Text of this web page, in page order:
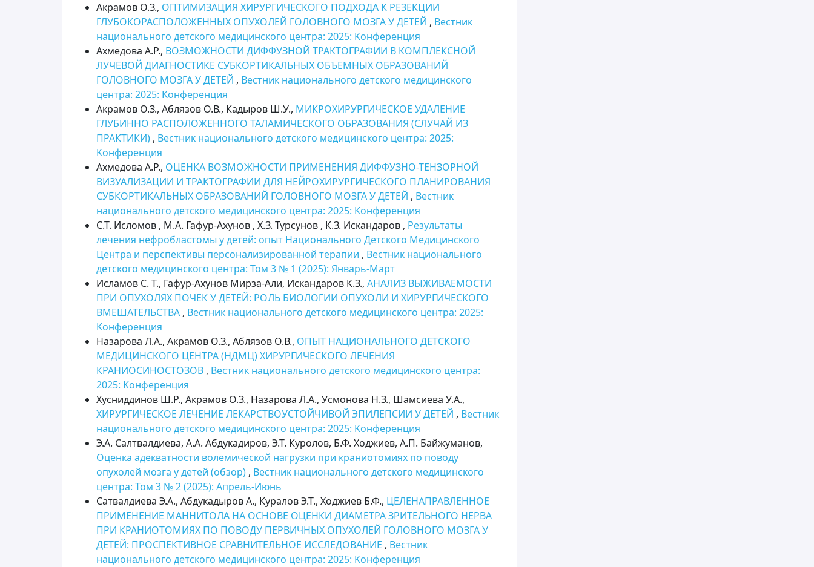
Акрамов О.З., ОПТИМИЗАЦИЯ ХИРУРГИЧЕСКОГО ПОДХОДА К РЕЗЕКЦИИ
ГЛУБОКОРАСПОЛОЖЕННЫХ ОПУХОЛЕЙ ГОЛОВНОГО МОЗГА У ДЕТЕЙ , Вестник
национального детского медицинского центра: 2025: Kонференция
Ахмедова А.Р., ВОЗМОЖНОСТИ ДИФФУЗНОЙ ТРАКТОГРАФИИ В КОМПЛЕКСНОЙ
ЛУЧЕВОЙ ДИАГНОСТИКЕ СУБКОРТИКАЛЬНЫХ ОБЪЕМНЫХ ОБРАЗОВАНИЙ
ГОЛОВНОГО МОЗГА У ДЕТЕЙ , Вестник национального детского медицинского
центра: 2025: Kонференция
Акрамов О.З., Аблязов О.В., Кадыров Ш.У., МИКРОХИРУРГИЧЕСКОЕ УДАЛЕНИЕ
ГЛУБИННО РАСПОЛОЖЕННОГО ТАЛАМИЧЕСКОГО ОБРАЗОВАНИЯ (СЛУЧАЙ ИЗ
ПРАКТИКИ) , Вестник национального детского медицинского центра: 2025:
Kонференция
Ахмедова А.Р., ОЦЕНКА ВОЗМОЖНОСТИ ПРИМЕНЕНИЯ ДИФФУЗНО-ТЕНЗОРНОЙ
ВИЗУАЛИЗАЦИИ И ТРАКТОГРАФИИ ДЛЯ НЕЙРОХИРУРГИЧЕСКОГО ПЛАНИРОВАНИЯ
СУБКОРТИКАЛЬНЫХ ОБРАЗОВАНИЙ ГОЛОВНОГО МОЗГА У ДЕТЕЙ , Вестник
национального детского медицинского центра: 2025: Kонференция
С.Т. Исломов , М.А. Гафур-Ахунов , Х.З. Турсунов , К.З. Искандаров , Результаты
лечения нефробластомы у детей: опыт Национального Детского Медицинского
Центра и перспективы персонализированной терапии , Вестник национального
детского медицинского центра: Том 3 № 1 (2025): Январь-Март
Исламов С. Т., Гафур-Ахунов Мирза-Али, Искандаров К.З., АНАЛИЗ ВЫЖИВАЕМОСТИ
ПРИ ОПУХОЛЯХ ПОЧЕК У ДЕТЕЙ: РОЛЬ БИОЛОГИИ ОПУХОЛИ И ХИРУРГИЧЕСКОГО
ВМЕШАТЕЛЬСТВА , Вестник национального детского медицинского центра: 2025:
Kонференция
Назарова Л.А., Акрамов О.З., Аблязов О.В., ОПЫТ НАЦИОНАЛЬНОГО ДЕТСКОГО
МЕДИЦИНСКОГО ЦЕНТРА (НДМЦ) ХИРУРГИЧЕСКОГО ЛЕЧЕНИЯ
КРАНИОСИНОСТОЗОВ , Вестник национального детского медицинского центра:
2025: Kонференция
Хусниддинов Ш.Р., Акрамов О.З., Назарова Л.А., Усмонова Н.З., Шамсиева У.А.,
ХИРУРГИЧЕСКОЕ ЛЕЧЕНИЕ ЛЕКАРСТВОУСТОЙЧИВОЙ ЭПИЛЕПСИИ У ДЕТЕЙ , Вестник
национального детского медицинского центра: 2025: Kонференция
Э.А. Салтвалдиева, А.А. Абдукадиров, Э.Т. Куролов, Б.Ф. Ходжиев, А.П. Байжуманов,
Оценка адекватности волемической нагрузки при краниотомиях по поводу
опухолей мозга у детей (обзор) , Вестник национального детского медицинского
центра: Том 3 № 2 (2025): Апрель-Июнь
Сатвалдиева Э.А., Абдукадыров А., Куралов Э.Т., Ходжиев Б.Ф., ЦЕЛЕНАПРАВЛЕННОЕ
ПРИМЕНЕНИЕ МАННИТОЛА НА ОСНОВЕ ОЦЕНКИ ДИАМЕТРА ЗРИТЕЛЬНОГО НЕРВА
ПРИ КРАНИОТОМИЯХ ПО ПОВОДУ ПЕРВИЧНЫХ ОПУХОЛЕЙ ГОЛОВНОГО МОЗГА У
ДЕТЕЙ: ПРОСПЕКТИВНОЕ СРАВНИТЕЛЬНОЕ ИССЛЕДОВАНИЕ , Вестник
национального детского медицинского центра: 2025: Kонференция